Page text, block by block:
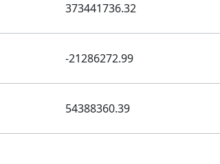
373441736.32
-21286272.99
54388360.39